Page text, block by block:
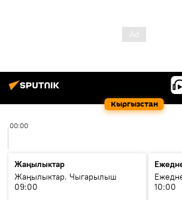
Кыргызстан
00:00
Жаңылыктар
Жаңылыктар. Чыгарылыш
09:00
10:00